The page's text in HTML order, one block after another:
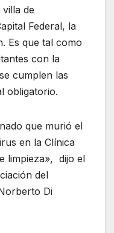
de
Federal, la
Es que tal como
con la
cumplen las
obligatorio.
que murió el
en la Clínica
limpieza», dijo el
del
Di